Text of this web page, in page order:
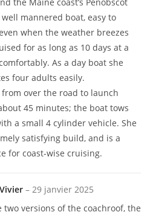
well mannered boat, easy to
when the weather breezes
for as long as 10 days at a
As a day boat she
four adults easily.
over the road to launch
45 minutes; the boat tows
a small 4 cylinder vehicle. She
satisfying build, and is a
for coast-wise cruising.
– 29 janvier 2025
two versions of the coachroof, the